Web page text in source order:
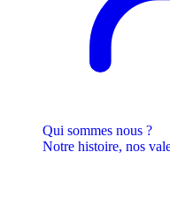
Qui sommes nous ?
Notre histoire, nos